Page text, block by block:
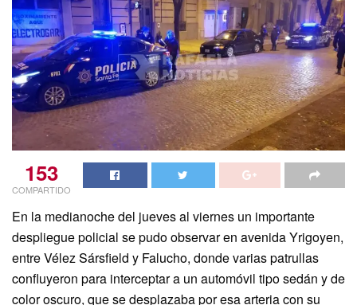
153
COMPARTIDO
En la medianoche del jueves al viernes un importante
despliegue policial se pudo observar en avenida Yrigoyen,
entre Vélez Sársfield y Falucho, donde varias patrullas
confluyeron para interceptar a un automóvil tipo sedán y de
color oscuro, que se desplazaba por esa arteria con su